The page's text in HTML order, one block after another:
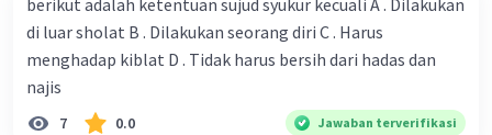
berikut adalah ketentuan sujud syukur kecuali A . Dilakukan
di luar sholat B . Dilakukan seorang diri C . Harus
menghadap kiblat D . Tidak harus bersih dari hadas dan
najis
7 0.0 Jawaban terverifikasi